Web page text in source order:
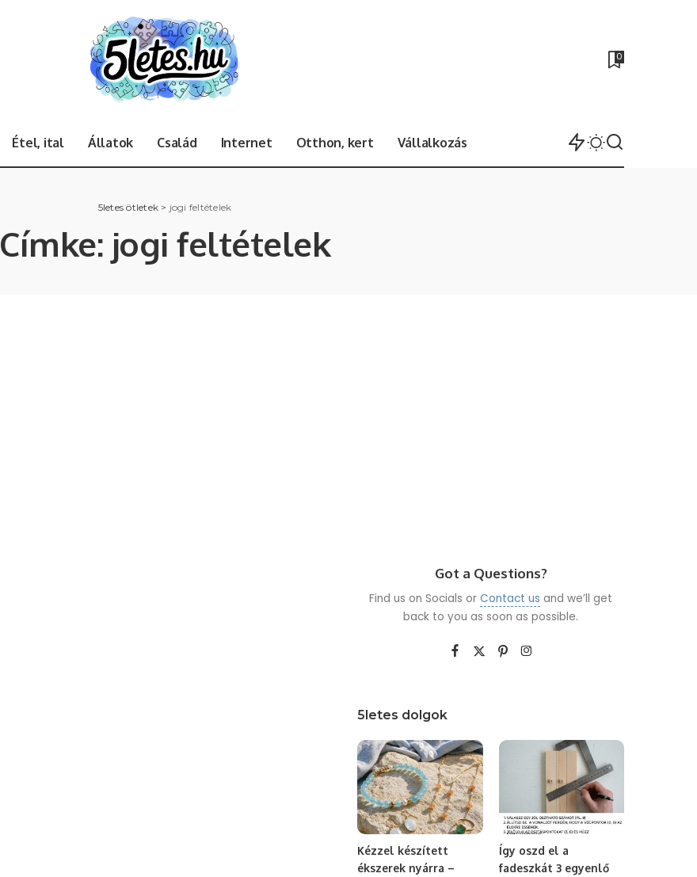
0
Étel, ital Állatok Család Internet Otthon, kert Vállalkozás
5letes ötletek > jogi feltételek
Címke: jogi feltételek
Got a Questions?
Find us on Socials orContact us and we’ll get
back to you as soon as possible.
5letes dolgok
Kézzel készített
ékszerek nyárra –
Így oszd el a
fadeszkát 3 egyenlő